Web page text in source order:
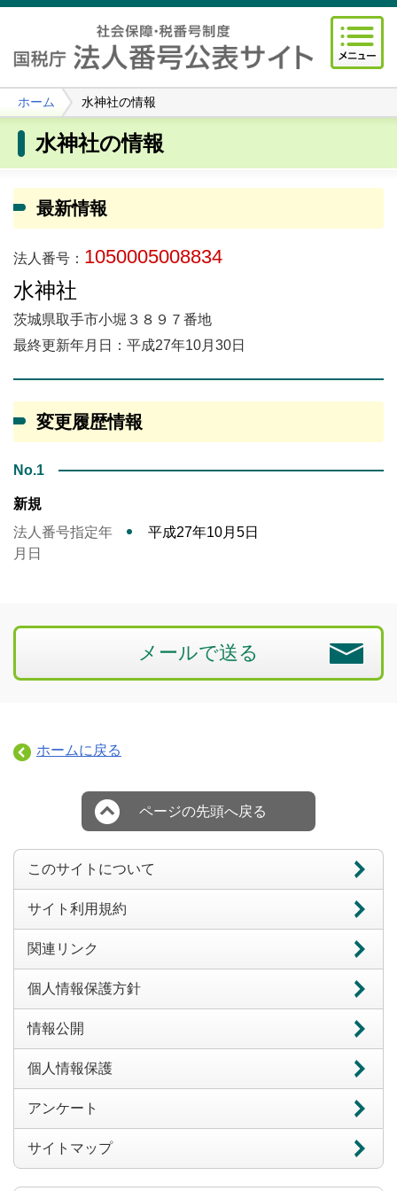
ホーム 水神社の情報
水神社の情報
最新情報
法人番号： 1050005008834
水神社
茨城県取手市小堀３８９７番地
最終更新年月日：平成27年10月30日
変更履歴情報
No.1
新規
法人番号指定年
月日
平成27年10月5日
メールで送る
ホームに戻る
ページの先頭へ戻る
このサイトについて
サイト利用規約
関連リンク
個人情報保護方針
情報公開
個人情報保護
アンケート
サイトマップ